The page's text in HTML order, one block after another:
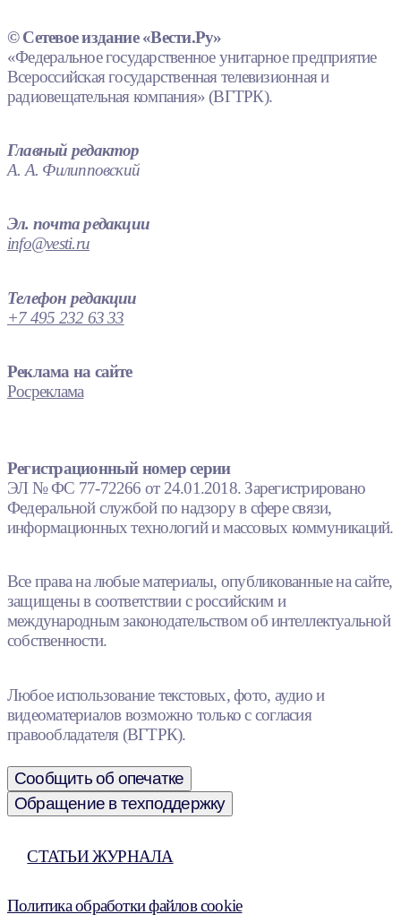
© Сетевое издание «Вести.Ру»
«Федеральное государственное унитарное предприятие
Всероссийская государственная телевизионная и
радиовещательная компания» (ВГТРК).
Главный редактор
А. А. Филипповский
Эл. почта редакции
info@vesti.ru
Телефон редакции
+7 495 232 63 33
Реклама на сайте
Росреклама
Регистрационный номер серии
ЭЛ № ФС 77-72266 от 24.01.2018. Зарегистрировано
Федеральной службой по надзору в сфере связи,
информационных технологий и массовых коммуникаций.
Все права на любые материалы, опубликованные на сайте,
защищены в соответствии с российским и
международным законодательством об интеллектуальной
собственности.
Любое использование текстовых, фото, аудио и
видеоматериалов возможно только с согласия
правообладателя (ВГТРК).
Сообщить об опечатке
Обращение в техподдержку
СТАТЬИ ЖУРНАЛА
Политика обработки файлов cookie